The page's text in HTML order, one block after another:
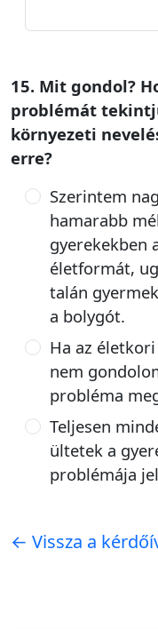
15. Mit gondol?
problémát
környezeti
erre?
Szerintem
hamarabb
gyerekekben
életformát,
talán
a bolygót.
Ha az
nem
probléma
Teljesen
ültetek a
problémája
← Vissza a